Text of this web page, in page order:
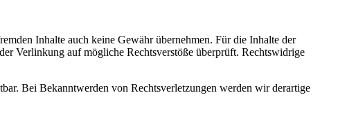
Inhalte auch keine Gewähr übernehmen. Für die Inhalte der
Verlinkung auf mögliche Rechtsverstöße überprüft. Rechtswidrige
Bei Bekanntwerden von Rechtsverletzungen werden wir derartige